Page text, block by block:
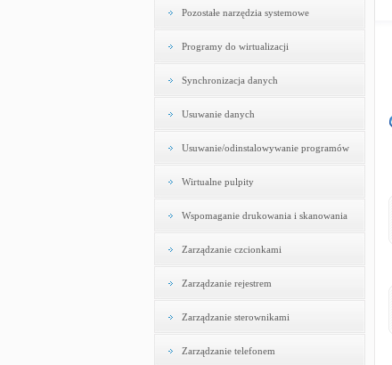
Pozostałe narzędzia systemowe
Programy do wirtualizacji
Synchronizacja danych
Usuwanie danych
Usuwanie/odinstalowywanie programów
Wirtualne pulpity
Wspomaganie drukowania i skanowania
Zarządzanie czcionkami
Zarządzanie rejestrem
Zarządzanie sterownikami
Zarządzanie telefonem